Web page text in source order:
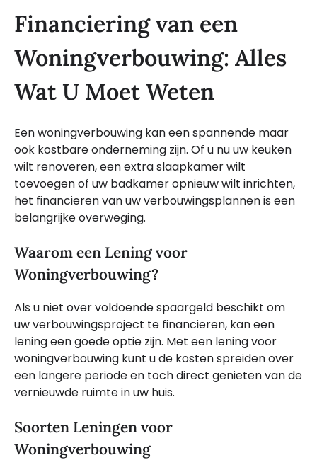
Financiering van een
Woningverbouwing: Alles
Wat U Moet Weten
Een woningverbouwing kan een spannende maar
ook kostbare onderneming zijn. Of u nu uw keuken
wilt renoveren, een extra slaapkamer wilt
toevoegen of uw badkamer opnieuw wilt inrichten,
het financieren van uw verbouwingsplannen is een
belangrijke overweging.
Waarom een Lening voor
Woningverbouwing?
Als u niet over voldoende spaargeld beschikt om
uw verbouwingsproject te financieren, kan een
lening een goede optie zijn. Met een lening voor
woningverbouwing kunt u de kosten spreiden over
een langere periode en toch direct genieten van de
vernieuwde ruimte in uw huis.
Soorten Leningen voor
Woningverbouwing